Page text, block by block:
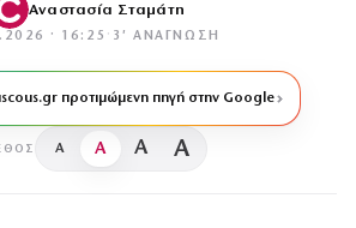
Αναστασία Σταμάτη
· 16:25 · 3′ ΑΝΆΓΝΩΣΗ
προτιμώμενη πηγή στην Google
A A A A